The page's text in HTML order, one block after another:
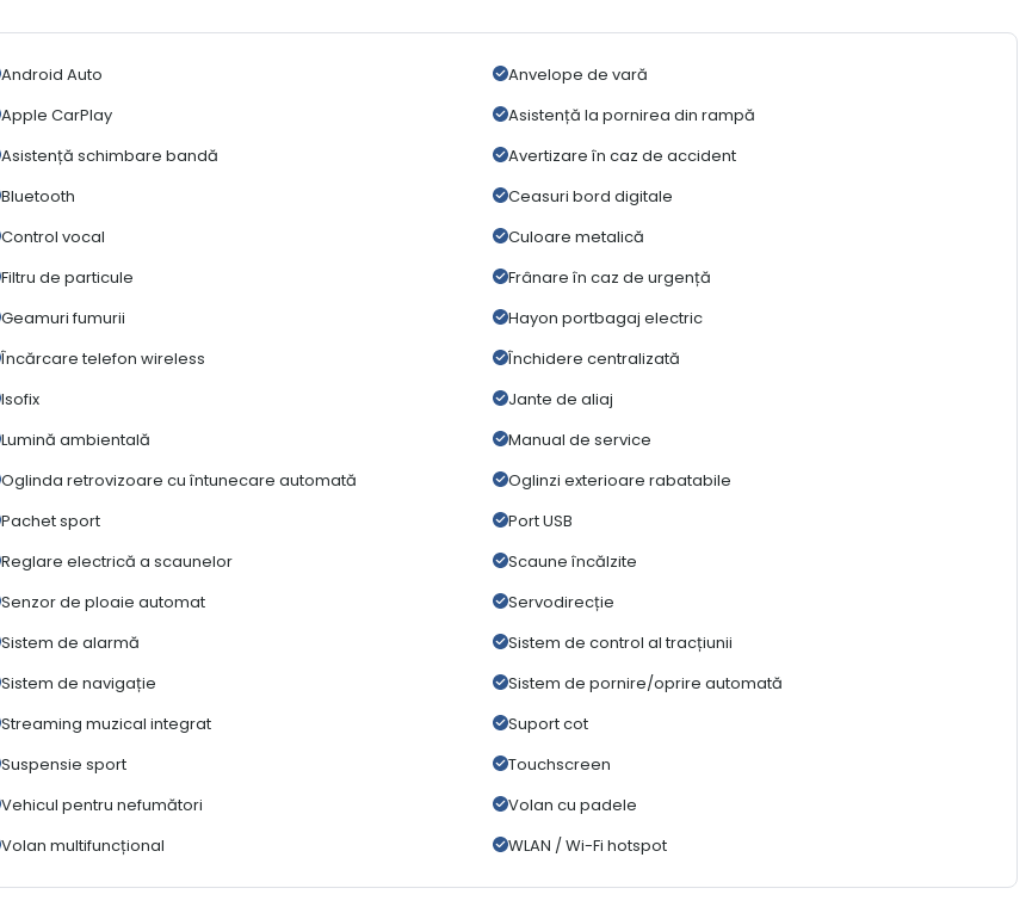
Android Auto
Anvelope de vară
Apple CarPlay
Asistență la pornirea din rampă
Asistență schimbare bandă
Avertizare în caz de accident
Bluetooth
Ceasuri bord digitale
Control vocal
Culoare metalică
Filtru de particule
Frânare în caz de urgență
Geamuri fumurii
Hayon portbagaj electric
Încărcare telefon wireless
Închidere centralizată
Isofix
Jante de aliaj
Lumină ambientală
Manual de service
Oglinda retrovizoare cu întunecare automată
Oglinzi exterioare rabatabile
Pachet sport
Port USB
Reglare electrică a scaunelor
Scaune încălzite
Senzor de ploaie automat
Servodirecție
Sistem de alarmă
Sistem de control al tracțiunii
Sistem de navigație
Sistem de pornire/oprire automată
Streaming muzical integrat
Suport cot
Suspensie sport
Touchscreen
Vehicul pentru nefumători
Volan cu padele
Volan multifuncțional WLAN / Wi-Fi hotspot